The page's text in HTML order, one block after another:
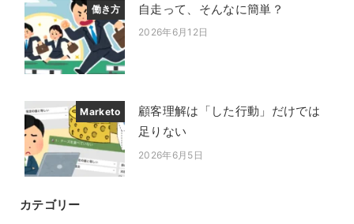
働き方 自走って、そんなに簡単？
投稿日
2026年6月12日
Marketo
顧客理解は「した行動」だけでは
足りない
投稿日
2026年6月5日
カテゴリー